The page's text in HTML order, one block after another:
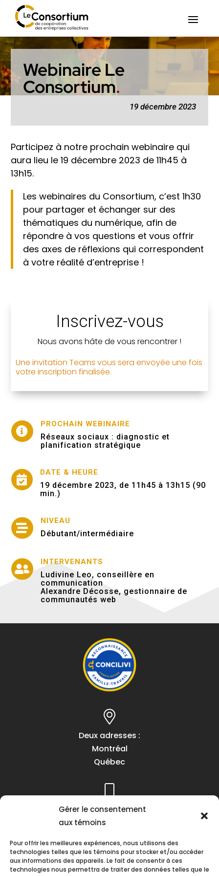
Gérer le consentement
aux témoins
Pour offrir les meilleures expériences, nous utilisons des
technologies telles que les témoins pour stocker et/ou accéder
aux informations des appareils. Le fait de consentir à ces
technologies nous permettra de traiter des données telles que le
Webinaire Le
Consortium.
19 décembre 2023
Participez à notre prochain webinaire qui
aura lieu le 19 décembre 2023 de 11h45 à
13h15.
Les webinaires du Consortium, c’est 1h30
pour partager et échanger sur des
thématiques du numérique, afin de
répondre à vos questions et vous offrir
des axes de réflexions qui correspondent
à votre réalité d’entreprise !
Inscrivez-vous
Nous avons hâte de vous rencontrer !
Une invitation Teams vous sera envoyée une fois
votre inscription finalisée.

PROCHAIN WEBINAIRE
Réseaux sociaux : diagnostic et
planification stratégique

DATE & HEURE
19 décembre 2023, de 11h45 à 13h15 (90
min.)

NIVEAU
Débutant/intermédiaire

INTERVENANTS
Ludivine Leo, conseillère en
communication
Alexandre Décosse, gestionnaire de
communautés web
Deux adresses :
Montréal
Québec
Téléphone :
(418) 622-1001